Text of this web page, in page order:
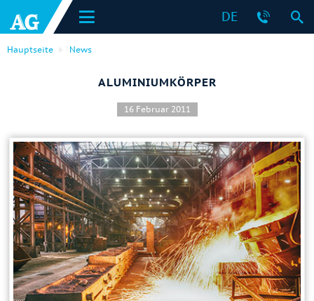
DE
Hauptseite News
ALUMINIUMKÖRPER
16 Februar 2011